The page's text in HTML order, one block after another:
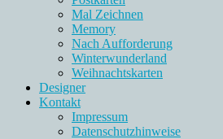
Mal Zeichnen
Memory
Nach Aufforderung
Winterwunderland
Weihnachtskarten
Designer
Kontakt
Impressum
Datenschutzhinweise